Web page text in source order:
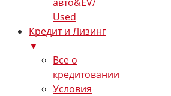
Used
Кредит и Лизинг
▼
Все о
кредитовании
Условия